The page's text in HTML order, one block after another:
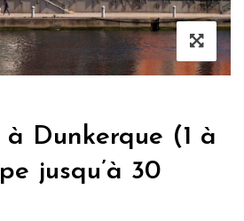
à Dunkerque (1 à
jusqu’à 30